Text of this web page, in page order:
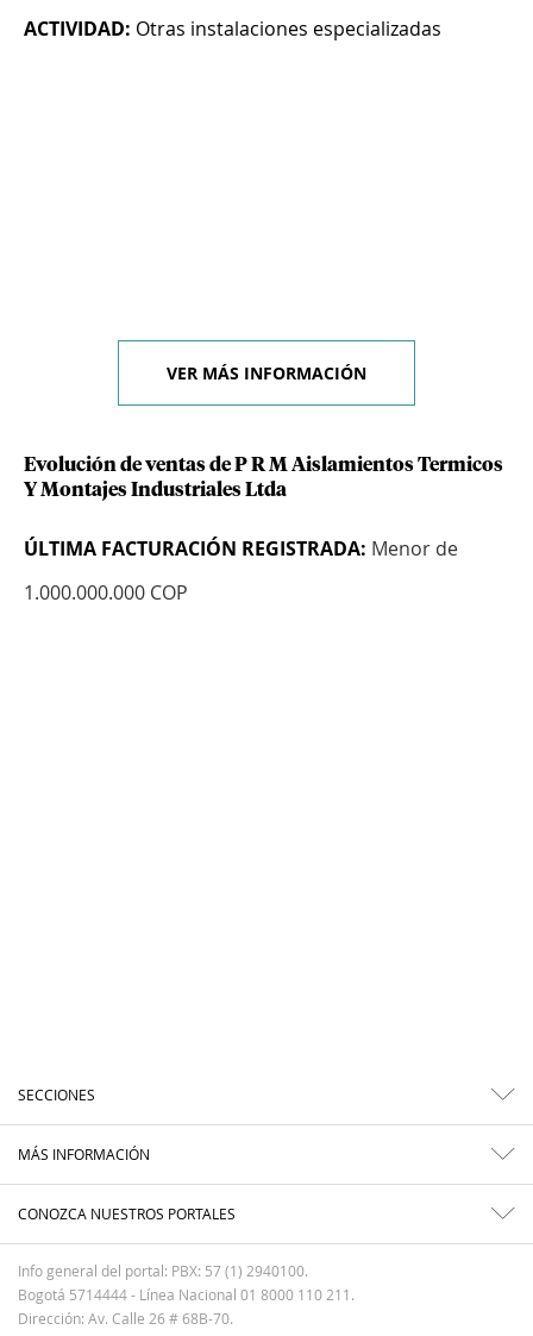
ACTIVIDAD: Otras instalaciones especializadas
VER MÁS INFORMACIÓN
Evolución de ventas de P R M Aislamientos Termicos
Y Montajes Industriales Ltda
ÚLTIMA FACTURACIÓN REGISTRADA: Menor de
1.000.000.000 COP
SECCIONES
MÁS INFORMACIÓN
CONOZCA NUESTROS PORTALES
Info general del portal: PBX: 57 (1) 2940100.
Bogotá 5714444 - Línea Nacional 01 8000 110 211.
Dirección: Av. Calle 26 # 68B-70.